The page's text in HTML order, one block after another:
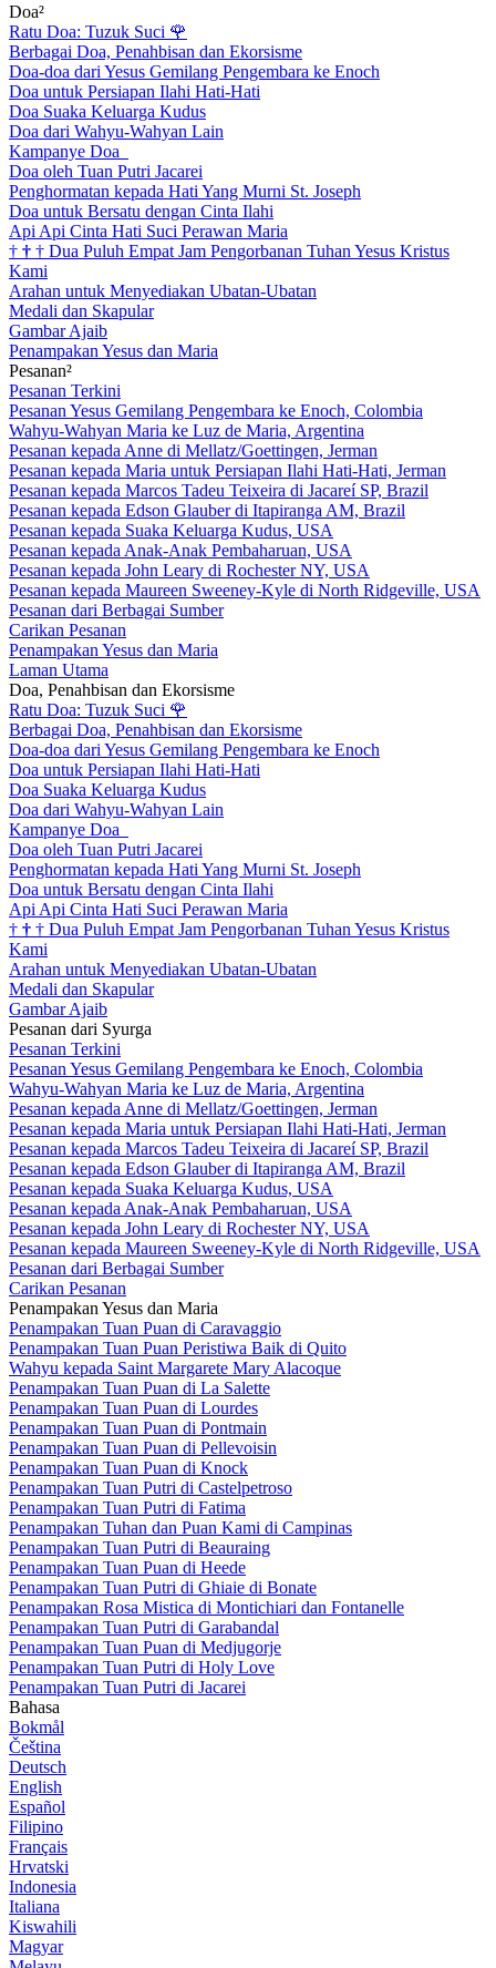
Doa²
Ratu Doa: Tuzuk Suci 🌹
Berbagai Doa, Penahbisan dan Ekorsisme
Doa-doa dari Yesus Gemilang Pengembara ke Enoch
Doa untuk Persiapan Ilahi Hati-Hati
Doa Suaka Keluarga Kudus
Doa dari Wahyu-Wahyan Lain
Kampanye Doa
Doa oleh Tuan Putri Jacarei
Penghormatan kepada Hati Yang Murni St. Joseph
Doa untuk Bersatu dengan Cinta Ilahi
Api Api Cinta Hati Suci Perawan Maria
† † † Dua Puluh Empat Jam Pengorbanan Tuhan Yesus Kristus
Kami
Arahan untuk Menyediakan Ubatan-Ubatan
Medali dan Skapular
Gambar Ajaib
Penampakan Yesus dan Maria
Pesanan²
Pesanan Terkini
Pesanan Yesus Gemilang Pengembara ke Enoch, Colombia
Wahyu-Wahyan Maria ke Luz de Maria, Argentina
Pesanan kepada Anne di Mellatz/Goettingen, Jerman
Pesanan kepada Maria untuk Persiapan Ilahi Hati-Hati, Jerman
Pesanan kepada Marcos Tadeu Teixeira di Jacareí SP, Brazil
Pesanan kepada Edson Glauber di Itapiranga AM, Brazil
Pesanan kepada Suaka Keluarga Kudus, USA
Pesanan kepada Anak-Anak Pembaharuan, USA
Pesanan kepada John Leary di Rochester NY, USA
Pesanan kepada Maureen Sweeney-Kyle di North Ridgeville, USA
Pesanan dari Berbagai Sumber
Carikan Pesanan
Penampakan Yesus dan Maria
Laman Utama
Doa, Penahbisan dan Ekorsisme
Ratu Doa: Tuzuk Suci 🌹
Berbagai Doa, Penahbisan dan Ekorsisme
Doa-doa dari Yesus Gemilang Pengembara ke Enoch
Doa untuk Persiapan Ilahi Hati-Hati
Doa Suaka Keluarga Kudus
Doa dari Wahyu-Wahyan Lain
Kampanye Doa
Doa oleh Tuan Putri Jacarei
Penghormatan kepada Hati Yang Murni St. Joseph
Doa untuk Bersatu dengan Cinta Ilahi
Api Api Cinta Hati Suci Perawan Maria
† † † Dua Puluh Empat Jam Pengorbanan Tuhan Yesus Kristus
Kami
Arahan untuk Menyediakan Ubatan-Ubatan
Medali dan Skapular
Gambar Ajaib
Pesanan dari Syurga
Pesanan Terkini
Pesanan Yesus Gemilang Pengembara ke Enoch, Colombia
Wahyu-Wahyan Maria ke Luz de Maria, Argentina
Pesanan kepada Anne di Mellatz/Goettingen, Jerman
Pesanan kepada Maria untuk Persiapan Ilahi Hati-Hati, Jerman
Pesanan kepada Marcos Tadeu Teixeira di Jacareí SP, Brazil
Pesanan kepada Edson Glauber di Itapiranga AM, Brazil
Pesanan kepada Suaka Keluarga Kudus, USA
Pesanan kepada Anak-Anak Pembaharuan, USA
Pesanan kepada John Leary di Rochester NY, USA
Pesanan kepada Maureen Sweeney-Kyle di North Ridgeville, USA
Pesanan dari Berbagai Sumber
Carikan Pesanan
Penampakan Yesus dan Maria
Penampakan Tuan Puan di Caravaggio
Penampakan Tuan Puan Peristiwa Baik di Quito
Wahyu kepada Saint Margarete Mary Alacoque
Penampakan Tuan Puan di La Salette
Penampakan Tuan Puan di Lourdes
Penampakan Tuan Puan di Pontmain
Penampakan Tuan Puan di Pellevoisin
Penampakan Tuan Puan di Knock
Penampakan Tuan Putri di Castelpetroso
Penampakan Tuan Putri di Fatima
Penampakan Tuhan dan Puan Kami di Campinas
Penampakan Tuan Putri di Beauraing
Penampakan Tuan Puan di Heede
Penampakan Tuan Putri di Ghiaie di Bonate
Penampakan Rosa Mistica di Montichiari dan Fontanelle
Penampakan Tuan Putri di Garabandal
Penampakan Tuan Puan di Medjugorje
Penampakan Tuan Putri di Holy Love
Penampakan Tuan Putri di Jacarei
Bahasa
Bokmål
Čeština
Deutsch
English
Español
Filipino
Français
Hrvatski
Indonesia
Italiana
Kiswahili
Magyar